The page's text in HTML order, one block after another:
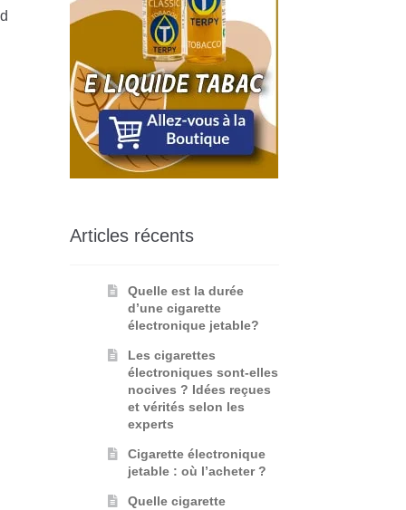
Articles récents
Quelle est la durée
d’une cigarette
électronique jetable?
Les cigarettes
électroniques sont-elles
nocives ? Idées reçues
et vérités selon les
experts
Cigarette électronique
jetable : où l’acheter ?
Quelle cigarette